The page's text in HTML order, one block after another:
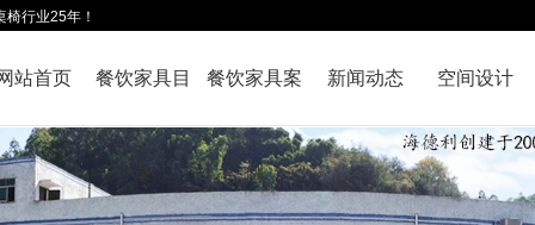
行业25年！
站首页 餐饮家具目 餐饮家具案
例
新闻动态 空间设计